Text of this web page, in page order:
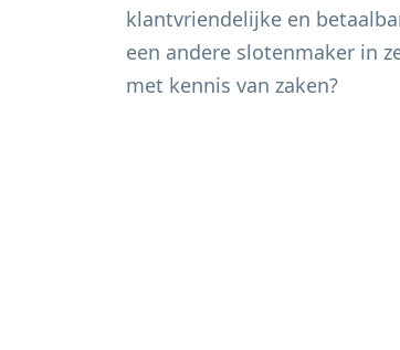
klantvriendelijke en
een andere slotenmaker in
met kennis van zaken?